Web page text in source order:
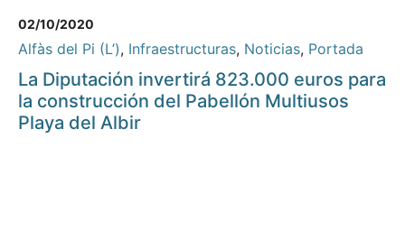
02/10/2020
Alfàs del Pi (L’), Infraestructuras, Noticias, Portada
La Diputación invertirá 823.000 euros para
la construcción del Pabellón Multiusos
Playa del Albir